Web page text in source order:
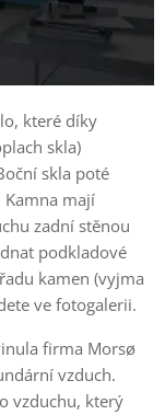
které díky
skla)
skla poté
mají
zadní stěnou
podkladové
kamen (vyjma
ve fotogalerii.
firma Morsø
vzduch.
vzduchu, který